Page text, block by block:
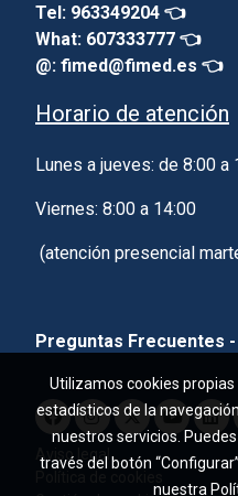
Tel: 963349204 👈
What: 607333777 👈
@: fimed@fimed.es 👈
Horario de atención
Lunes a jueves: de 8:00 a
Viernes: 8:00 a 14:00
(atención presencial
Preguntas Frecuentes -
Aviso legal
Utilizamos cookies
estadísticos de la
nuestros servicios.
través del botón
nuestra